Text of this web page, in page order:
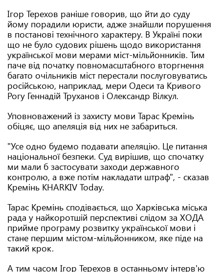
Ігор Терехов раніше говорив, що йти до суду
йому порадили юристи, адже знайшли порушення
в постанові технічного характеру. В Україні поки
що не було судових рішень щодо використання
української мови мерами міст-мільйонників. Тим
паче від початку повномасштабного вторгнення
багато очільників міст перестали послуговуватись
російською, наприклад, мери Одеси та Кривого
Рогу Геннадій Труханов і Олександр Вілкул.
Уповноважений із захисту мови Тарас Кремінь
обіцяє, що апеляція від них не забариться.
"Усе одно будемо подавати апеляцію. Це питання
національної безпеки. Суд вирішив, що спочатку
ми мали б застосувати заходи державного
контролю, а вже потім накладати штраф", - сказав
Кремінь KHARKIV Today.
Тарас Кремінь сподівається, що Харківська міська
рада у найкоротшій перспективі слідом за ХОДА
прийме програму розвитку української мови і
стане першим містом-мільйонником, яке піде на
такий крок.
А тим часом Ігор Терехов в останньому інтерв'ю